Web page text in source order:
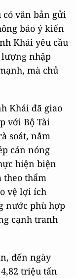
có văn bản gửi
báo ý kiến
Khái yêu cầu
nhập
mà chủ
Khái đã giao
với Bộ Tài
soát, nắm
cán nóng
hiện biện
theo thẩm
vệ lợi ích
nước phù hợp
cạnh tranh
đến ngày
triệu tấn